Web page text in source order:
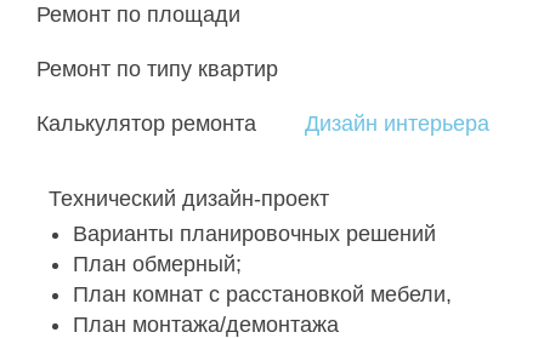
Ремонт по площади
Ремонт по типу квартир
Калькулятор ремонта Дизайн интерьера
Технический дизайн-проект
Варианты планировочных решений
План обмерный;
План комнат с расстановкой мебели,
План монтажа/демонтажа